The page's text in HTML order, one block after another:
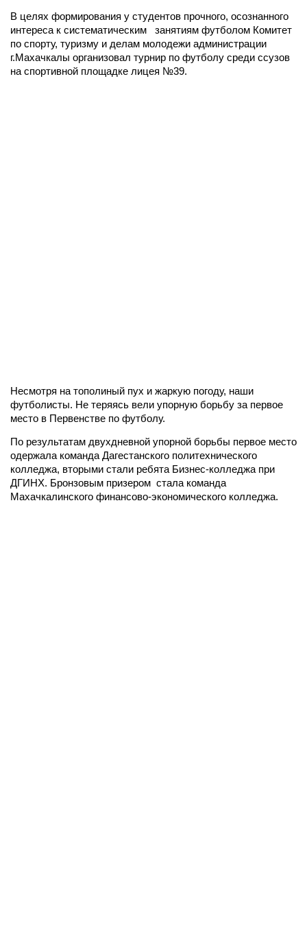
В целях формирования у студентов прочного, осознанного
интереса к систематическим занятиям футболом Комитет
по спорту, туризму и делам молодежи администрации
г.Махачкалы организовал турнир по футболу среди ссузов
на спортивной площадке лицея №39.
Несмотря на тополиный пух и жаркую погоду, наши
футболисты. Не теряясь вели упорную борьбу за первое
место в Первенстве по футболу.
По результатам двухдневной упорной борьбы первое место
одержала команда Дагестанского политехнического
колледжа, вторыми стали ребята Бизнес-колледжа при
ДГИНХ. Бронзовым призером стала команда
Махачкалинского финансово-экономического колледжа.